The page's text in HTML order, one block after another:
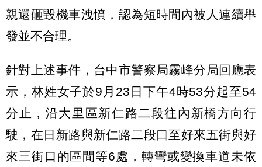
親還砸毀機車洩憤，認為短時間內被人連續舉
發並不合理。
針對上述事件，台中市警察局霧峰分局回應表
示，林姓女子於9月23日下午4時53分起至54
分止，沿大里區新仁路二段往內新橋方向行
駛，在日新路與新仁路二段口至好來五街與好
來三街口的區間等6處，轉彎或變換車道未依